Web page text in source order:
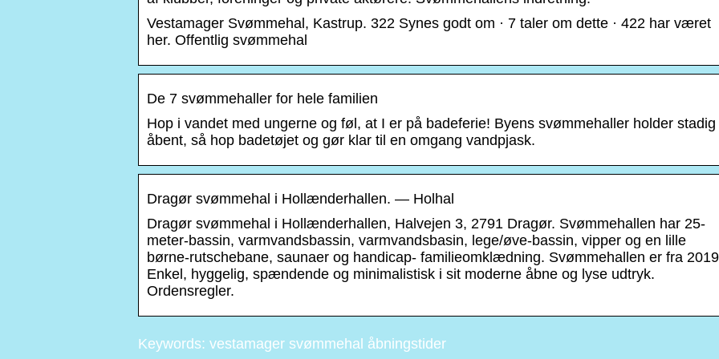
Vestamager Svømmehal, Kastrup. 322 Synes godt om · 7 taler om dette · 422 har været
her. Offentlig svømmehal
De 7 svømmehaller for hele familien
Hop i vandet med ungerne og føl, at I er på badeferie! Byens svømmehaller holder stadig
åbent, så hop badetøjet og gør klar til en omgang vandpjask.
Dragør svømmehal i Hollænderhallen. — Holhal
Dragør svømmehal i Hollænderhallen, Halvejen 3, 2791 Dragør. Svømmehallen har 25-
meter-bassin, varmvandsbassin, varmvandsbasin, lege/øve-bassin, vipper og en lille
børne-rutschebane, saunaer og handicap- familieomklædning. Svømmehallen er fra
Enkel, hyggelig, spændende og minimalistisk i sit moderne åbne og lyse udtryk.
Ordensregler.
Keywords: vestamager svømmehal åbningstider